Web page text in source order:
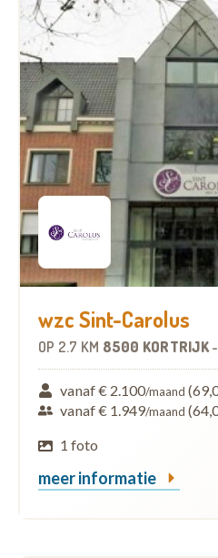
wzc Sint-Carolus
OP 2.7 KM 8500 KORTRIJK-
vanaf € 2.100/maand
vanaf € 1.949/maand
1 foto
meer informatie